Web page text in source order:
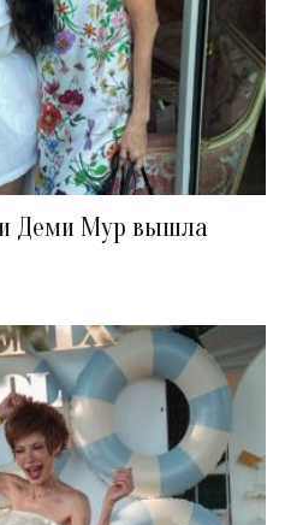
Деми Мур вышла